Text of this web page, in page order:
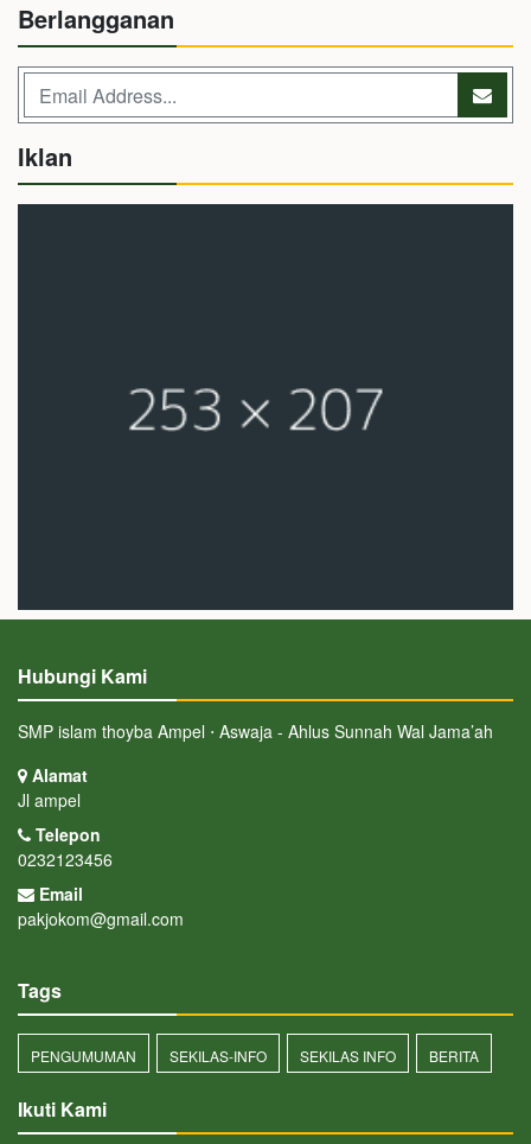
Berlangganan
Iklan
Hubungi Kami
SMP islam thoyba Ampel ⋅ Aswaja - Ahlus Sunnah Wal Jama’ah
Alamat
Jl ampel
Telepon
0232123456
Email
pakjokom@gmail.com
Tags
PENGUMUMAN SEKILAS-INFO SEKILAS INFO BERITA
Ikuti Kami